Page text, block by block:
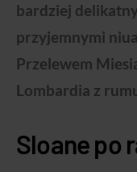
bardziej
przyjemnymi
Przelewem
Lombardia z
Sloane po